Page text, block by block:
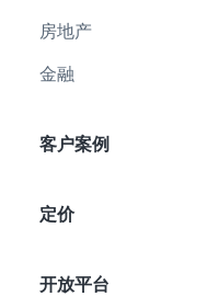
房地产
金融
客户案例
定价
开放平台